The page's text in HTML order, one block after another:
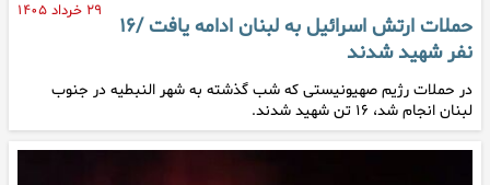
۲۹ خرداد ۱۴۰۵
حملات ارتش اسرائیل به لبنان ادامه یافت /۱۶
نفر شهید شدند
در حملات رژیم صهیونیستی که شب گذشته به شهر النبطیه در جنوب
لبنان انجام شد، ۱۶ تن شهید شدند.